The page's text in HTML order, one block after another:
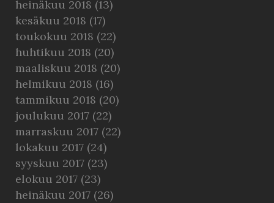
heinäkuu 2018 (13)
kesäkuu 2018 (17)
toukokuu 2018 (22)
huhtikuu 2018 (20)
maaliskuu 2018 (20)
helmikuu 2018 (16)
tammikuu 2018 (20)
joulukuu 2017 (22)
marraskuu 2017 (22)
lokakuu 2017 (24)
syyskuu 2017 (23)
elokuu 2017 (23)
heinäkuu 2017 (26)